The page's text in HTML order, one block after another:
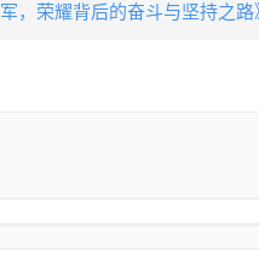
，荣耀背后的奋斗与坚持之路